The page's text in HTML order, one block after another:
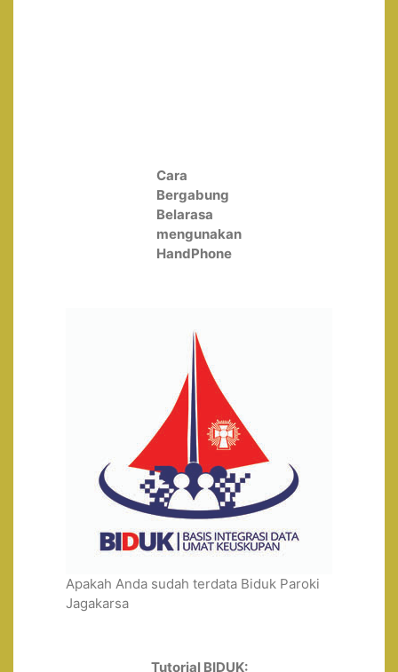
Cara
Bergabung
Belarasa
mengunakan
HandPhone
Apakah Anda sudah terdata Biduk Paroki
Jagakarsa